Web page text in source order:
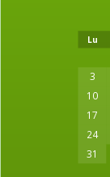
Lu
3
10
17
24
31